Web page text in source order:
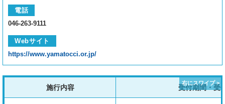
電話
046-263-9111
Webサイト
https://www.yamatocci.or.jp/
施行内容 受付期間・受